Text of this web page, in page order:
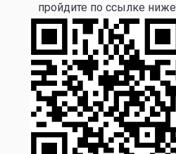
пройдите по ссылке ниже